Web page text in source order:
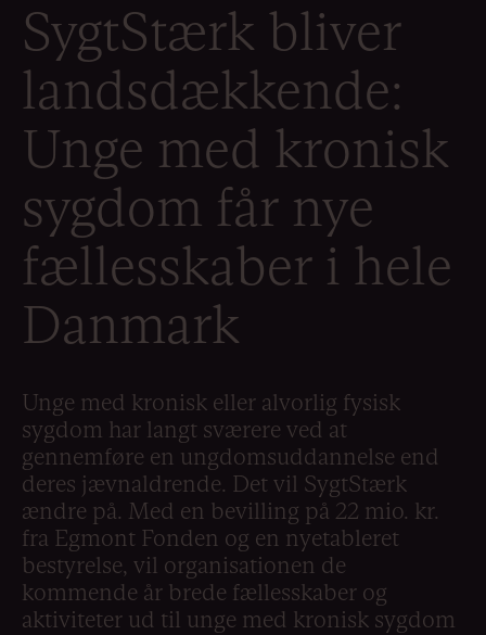
SygtStærk bliver
landsdækkende:
Unge med kronisk
sygdom får nye
fællesskaber i hele
Danmark
Unge med kronisk eller alvorlig fysisk
sygdom har langt sværere ved at
gennemføre en ungdomsuddannelse end
deres jævnaldrende. Det vil SygtStærk
ændre på. Med en bevilling på 22 mio. kr.
fra Egmont Fonden og en nyetableret
bestyrelse, vil organisationen de
kommende år brede fællesskaber og
aktiviteter ud til unge med kronisk sygdom